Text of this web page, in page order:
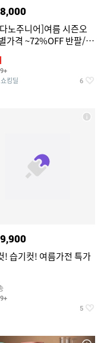
8,000
노주니어]여름 시즌오
가격 ~72%OFF 반팔/반
킹딜 6
9,900
! 습기컷! 여름가전 특가
5